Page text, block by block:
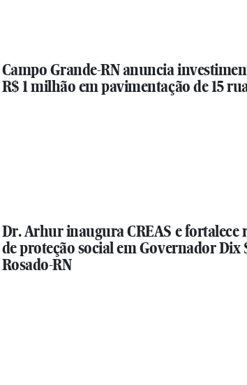
Campo Grande-RN anuncia
R$ 1 milhão em pavimentação de 15
Dr. Arhur inaugura CREAS e fortalece
de proteção social em Governador Dix
Rosado-RN